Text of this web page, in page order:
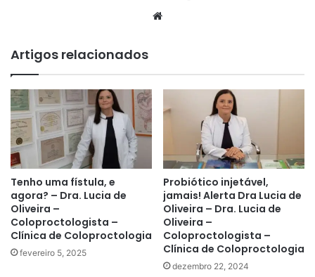
Artigos relacionados
Tenho uma fístula, e
agora? – Dra. Lucia de
Oliveira –
Coloproctologista –
Clínica de Coloproctologia
fevereiro 5, 2025
Probiótico injetável,
jamais! Alerta Dra Lucia de
Oliveira – Dra. Lucia de
Oliveira –
Coloproctologista –
Clínica de Coloproctologia
dezembro 22, 2024